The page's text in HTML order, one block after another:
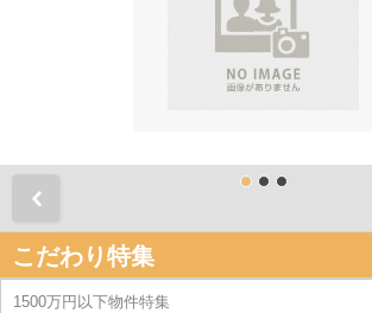
こだわり特集
1500万円以下物件特集